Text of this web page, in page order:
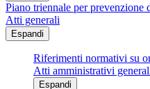
Piano triennale per prevenzione
Atti generali
Espandi
Riferimenti normativi su
Atti amministrativi
Espandi